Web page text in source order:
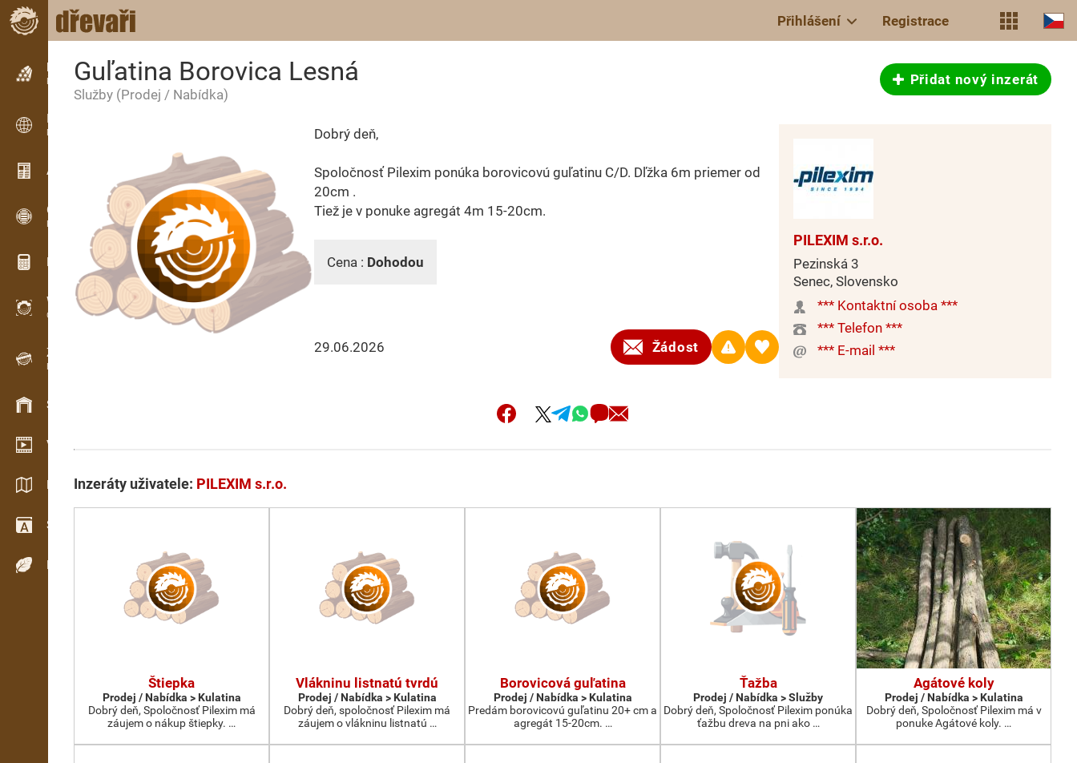
Přihlášení Registrace
Inzerce
Řádková inzerce
Inzerce
Mezinárodní inzerce
Aktuality / Články
OPTI-TIMB
Pořezová schémata
Dřevařské kalkulačky
WoodProfi
Objem dřeva s AI
Záznamník
Evidence dřeva v terénu
Skladové hospodářství
Video showroom
Katalogy / Brožury
Slovník
Dřeviny
Guľatina Borovica Lesná
Služby (Prodej / Nabídka)
Přidat nový inzerát
Dobrý deň,
Spoločnosť Pilexim ponúka borovicovú guľatinu C/D. Dľžka 6m priemer od
20cm .
Tiež je v ponuke agregát 4m 15-20cm.
Cena : Dohodou
29.06.2026 Žádost
PILEXIM s.r.o.
Pezinská 3
Senec, Slovensko
*** Kontaktní osoba ***
*** Telefon ***
*** E-mail ***
Inzeráty uživatele: PILEXIM s.r.o.
Štiepka
Prodej / Nabídka > Kulatina
Dobrý deň, Spoločnosť Pilexim má
záujem o nákup štiepky. …
Vlákninu listnatú tvrdú
Prodej / Nabídka > Kulatina
Dobrý deň, spoločnosť Pilexim má
záujem o vlákninu listnatú …
Borovicová guľatina
Prodej / Nabídka > Kulatina
Predám borovicovú guľatinu 20+ cm a
agregát 15-20cm. …
Ťažba
Prodej / Nabídka > Služby
Dobrý deň, Spoločnosť Pilexim ponúka
ťažbu dreva na pni ako …
Agátové koly
Prodej / Nabídka > Kulatina
Dobrý deň, Spoločnosť Pilexim má v
ponuke Agátové koly. …